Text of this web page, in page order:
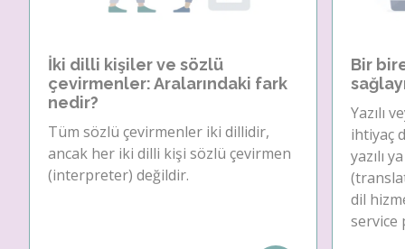
İki dilli kişiler ve sözlü
çevirmenler: Aralarındaki fark
nedir?
Tüm sözlü çevirmenler iki dillidir,
ancak her iki dilli kişi sözlü çevirmen
(interpreter) değildir.
Bir
Yazılı
ihtiyaç
yazılı
dil
service